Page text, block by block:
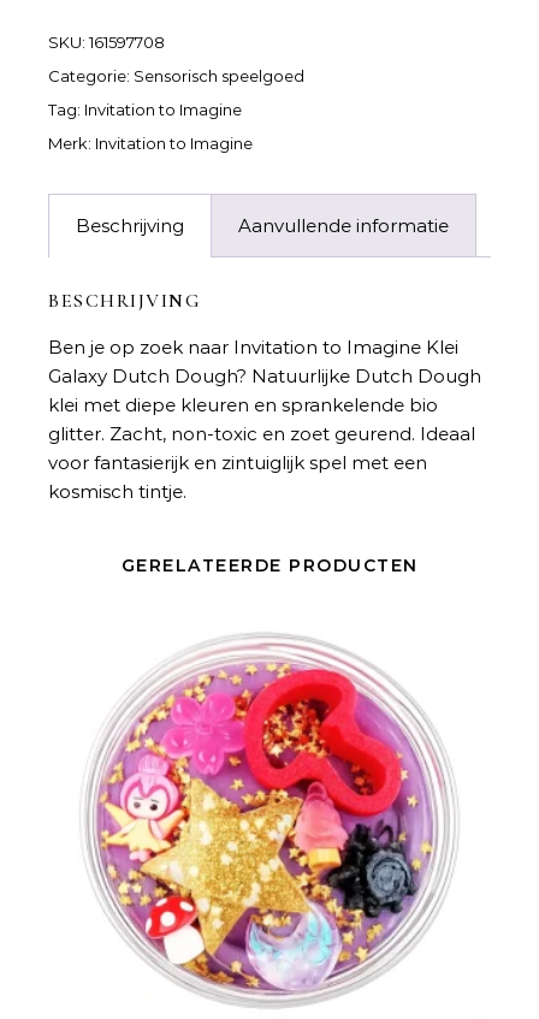
SKU:161597708
Categorie: Sensorisch speelgoed
Tag: Invitation to Imagine
Merk: Invitation to Imagine
Beschrijving Aanvullende informatie
BESCHRIJVING
Ben je op zoek naar Invitation to Imagine Klei
Galaxy Dutch Dough? Natuurlijke Dutch Dough
klei met diepe kleuren en sprankelende bio
glitter. Zacht, non-toxic en zoet geurend. Ideaal
voor fantasierijk en zintuiglijk spel met een
kosmisch tintje.
GERELATEERDE PRODUCTEN